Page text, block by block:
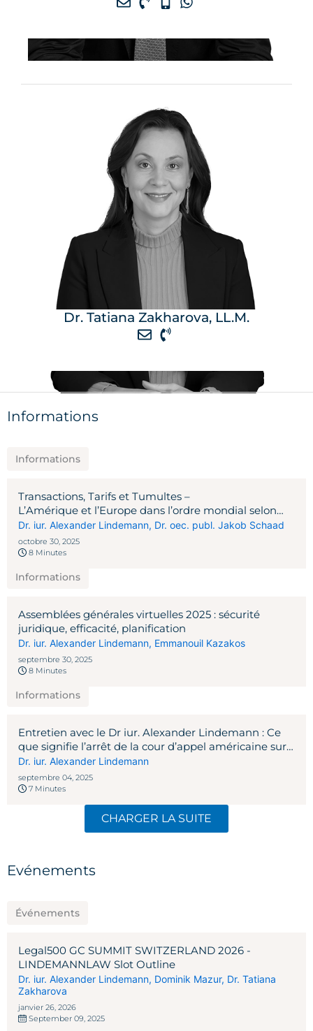
Dr. Tatiana Zakharova, LL.M.
Informations
Informations
Transactions, Tarifs et Tumultes –
L’Amérique et l’Europe dans l’ordre mondial selon
Trump 2.0
Dr. iur. Alexander Lindemann, Dr. oec. publ. Jakob Schaad
octobre 30, 2025
8 Minutes
Informations
Assemblées générales virtuelles 2025 : sécurité
juridique, efficacité, planification
Dr. iur. Alexander Lindemann, Emmanouil Kazakos
septembre 30, 2025
8 Minutes
Informations
Entretien avec le Dr iur. Alexander Lindemann : Ce
que signifie l’arrêt de la cour d’appel américaine sur
les droits de douane de Trump pour la Suisse
Dr. iur. Alexander Lindemann
septembre 04, 2025
7 Minutes
CHARGER LA SUITE
Evénements
Événements
Legal500 GC SUMMIT SWITZERLAND 2026 -
LINDEMANNLAW Slot Outline
Dr. iur. Alexander Lindemann, Dominik Mazur, Dr. Tatiana
Zakharova
janvier 26, 2026
September 09, 2025